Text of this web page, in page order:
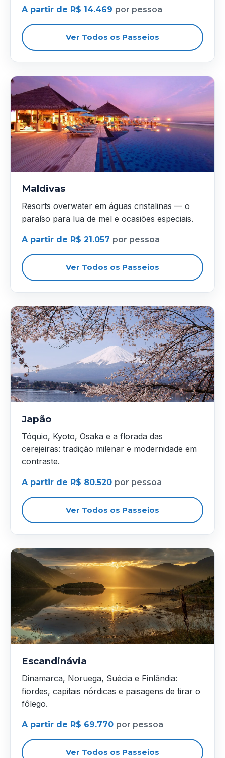
A partir de R$ 14.469 por pessoa
Ver Todos os Passeios
Maldivas
Resorts overwater em águas cristalinas — o
paraíso para lua de mel e ocasiões especiais.
A partir de R$ 21.057 por pessoa
Ver Todos os Passeios
Japão
Tóquio, Kyoto, Osaka e a florada das
cerejeiras: tradição milenar e modernidade em
contraste.
A partir de R$ 80.520 por pessoa
Ver Todos os Passeios
Escandinávia
Dinamarca, Noruega, Suécia e Finlândia:
fiordes, capitais nórdicas e paisagens de tirar o
fôlego.
A partir de R$ 69.770 por pessoa
Ver Todos os Passeios